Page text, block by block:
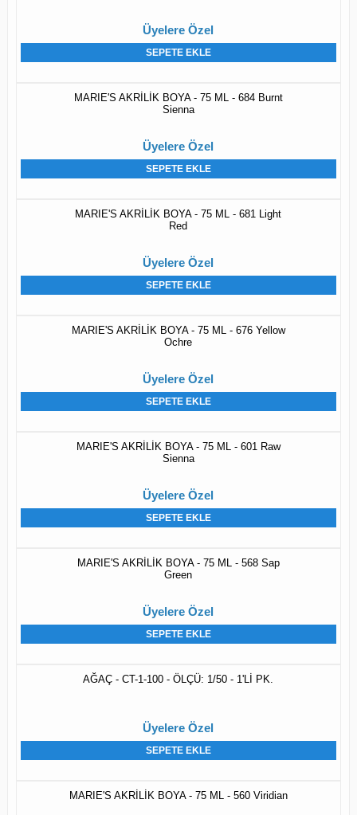
Üyelere Özel
SEPETE EKLE
MARIE'S AKRİLİK BOYA - 75 ML - 684 Burnt
Sienna
Üyelere Özel
SEPETE EKLE
MARIE'S AKRİLİK BOYA - 75 ML - 681 Light
Red
Üyelere Özel
SEPETE EKLE
MARIE'S AKRİLİK BOYA - 75 ML - 676 Yellow
Ochre
Üyelere Özel
SEPETE EKLE
MARIE'S AKRİLİK BOYA - 75 ML - 601 Raw
Sienna
Üyelere Özel
SEPETE EKLE
MARIE'S AKRİLİK BOYA - 75 ML - 568 Sap
Green
Üyelere Özel
SEPETE EKLE
AĞAÇ - CT-1-100 - ÖLÇÜ: 1/50 - 1'Lİ PK.
Üyelere Özel
SEPETE EKLE
MARIE'S AKRİLİK BOYA - 75 ML - 560 Viridian